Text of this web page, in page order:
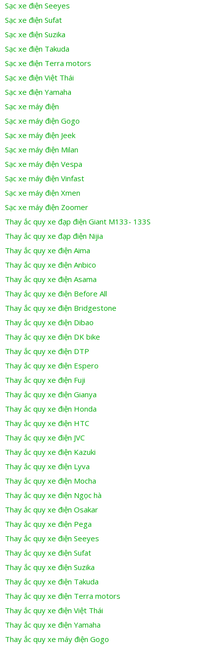
Sạc xe điện Seeyes
Sạc xe điện Sufat
Sạc xe điện Suzika
Sạc xe điện Takuda
Sạc xe điện Terra motors
Sạc xe điện Việt Thái
Sạc xe điện Yamaha
Sạc xe máy điện
Sạc xe máy điện Gogo
Sạc xe máy điện Jeek
Sạc xe máy điện Milan
Sạc xe máy điện Vespa
Sạc xe máy điện Vinfast
Sạc xe máy điện Xmen
Sạc xe máy điện Zoomer
Thay ắc quy xe đạp điện Giant M133- 133S
Thay ắc quy xe đạp điện Nijia
Thay ắc quy xe điện Aima
Thay ắc quy xe điện Anbico
Thay ắc quy xe điện Asama
Thay ắc quy xe điện Before All
Thay ắc quy xe điện Bridgestone
Thay ắc quy xe điện Dibao
Thay ắc quy xe điện DK bike
Thay ắc quy xe điện DTP
Thay ắc quy xe điện Espero
Thay ắc quy xe điện Fuji
Thay ắc quy xe điện Gianya
Thay ắc quy xe điện Honda
Thay ắc quy xe điện HTC
Thay ắc quy xe điện JVC
Thay ắc quy xe điện Kazuki
Thay ắc quy xe điện Lyva
Thay ắc quy xe điện Mocha
Thay ắc quy xe điện Ngọc hà
Thay ắc quy xe điện Osakar
Thay ắc quy xe điện Pega
Thay ắc quy xe điện Seeyes
Thay ắc quy xe điện Sufat
Thay ắc quy xe điện Suzika
Thay ắc quy xe điện Takuda
Thay ắc quy xe điện Terra motors
Thay ắc quy xe điện Việt Thái
Thay ắc quy xe điện Yamaha
Thay ắc quy xe máy điện Gogo